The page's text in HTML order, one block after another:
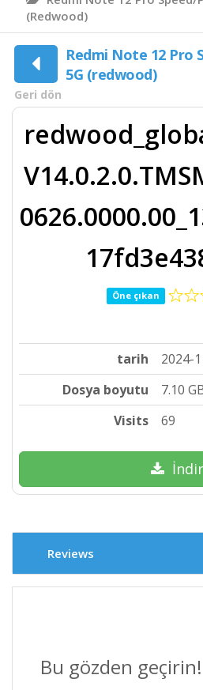
(redwood)
Redmi Note 12 Pro
5G (redwood)
Geri dön
Öne çıkan
tarih
2024-
Dosya boyutu
7.10
Visits
69
İndir
Reviews
Bu gözden geçirin!